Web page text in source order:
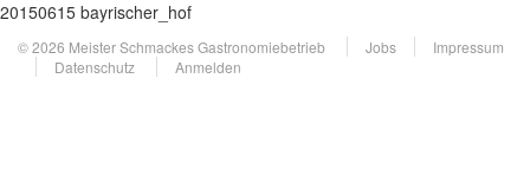
20150615 bayrischer_hof
© 2026 Meister Schmackes Gastronomiebetrieb Jobs
Impressum
Datenschutz
Anmelden